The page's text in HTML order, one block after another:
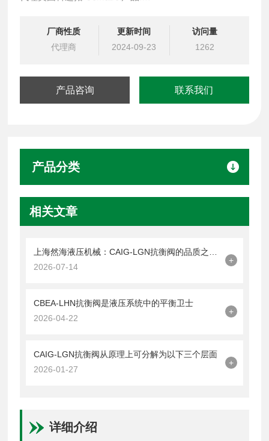
提供油路系统设计,油路块设计,阀块设计与选型
液压油缸，经销力士乐、派克、中国台湾北部等液压元件
厂商性质
代理商
更新时间
2024-09-23
访问量
1262
产品咨询 联系我们
产品分类
相关文章
2026-07-14
+
CBEA-LHN抗衡阀是液压系统中的平衡卫士
2026-04-22
+
CAIG-LGN抗衡阀从原理上可分解为以下三个层面
2026-01-27
+
详细介绍